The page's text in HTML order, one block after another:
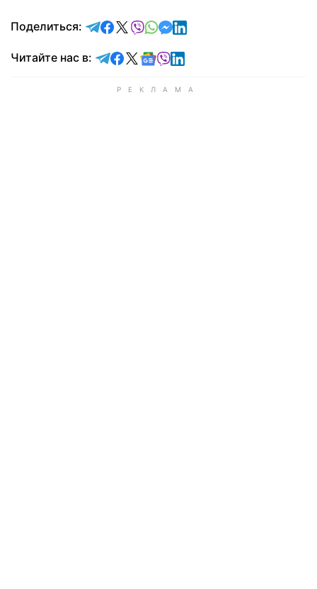
Поделиться: отправить в Telegram
поделиться в Facebook
поделиться в X
отправить в Viber
отправить в Whatsapp
отправить в Messenger
отправить в LinkedIn
Читайте нас в: Читайте в Telegram
Читайте в Facebook
Читайте в X
Читайте в Google news
Читайте в Viber
Читайте в LinkedIn